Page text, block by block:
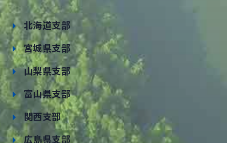
北海道支部
宮城県支部
山梨県支部
富山県支部
関西支部
広島県支部